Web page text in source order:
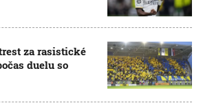
za rasistické
duelu so